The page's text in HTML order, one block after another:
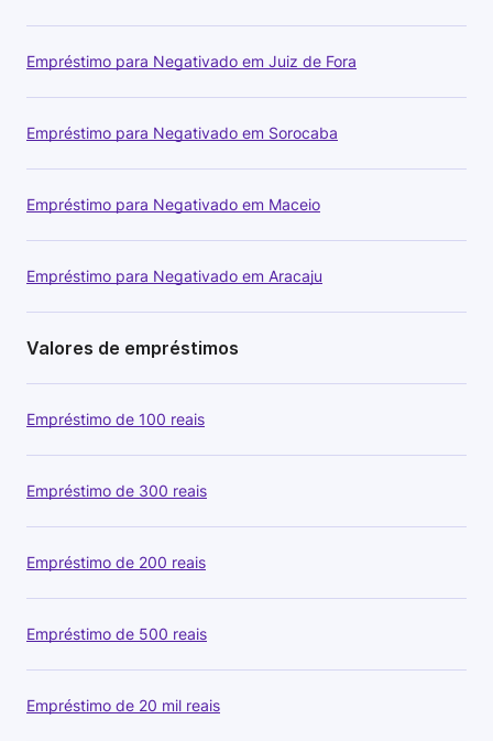
Empréstimo para Negativado em Juiz de Fora
Empréstimo para Negativado em Sorocaba
Empréstimo para Negativado em Maceio
Empréstimo para Negativado em Aracaju
Valores de empréstimos
Empréstimo de 100 reais
Empréstimo de 300 reais
Empréstimo de 200 reais
Empréstimo de 500 reais
Empréstimo de 20 mil reais